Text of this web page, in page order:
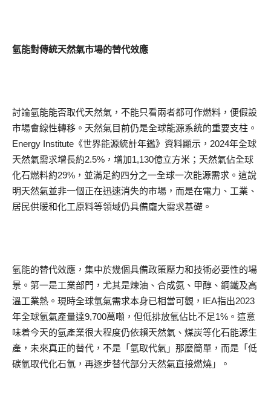
氫能對傳統天然氣市場的替代效應
討論氫能能否取代天然氣，不能只看兩者都可作燃料，便假設
市場會線性轉移。天然氣目前仍是全球能源系統的重要支柱。
Energy Institute《世界能源統計年鑑》資料顯示，2024年全球
天然氣需求增長約2.5%，增加1,130億立方米；天然氣佔全球
化石燃料約29%，並滿足約四分之一全球一次能源需求。這說
明天然氣並非一個正在迅速消失的市場，而是在電力、工業、
居民供暖和化工原料等領域仍具備龐大需求基礎。
氫能的替代效應，集中於幾個具備政策壓力和技術必要性的場
景。第一是工業部門，尤其是煉油、合成氨、甲醇、鋼鐵及高
溫工業熱。現時全球氫氣需求本身已相當可觀，IEA指出2023
年全球氫氣產量達9,700萬噸，但低排放氫佔比不足1%。這意
味着今天的氫產業很大程度仍依賴天然氣、煤炭等化石能源生
產，未來真正的替代，不是「氫取代氣」那麼簡單，而是「低
碳氫取代化石氫，再逐步替代部分天然氣直接燃燒」。